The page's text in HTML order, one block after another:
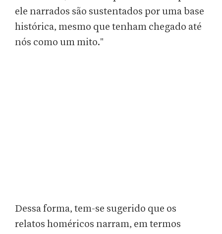
ele narrados são sustentados por uma base
histórica, mesmo que tenham chegado até
nós como um mito."
Dessa forma, tem-se sugerido que os
relatos homéricos narram, em termos